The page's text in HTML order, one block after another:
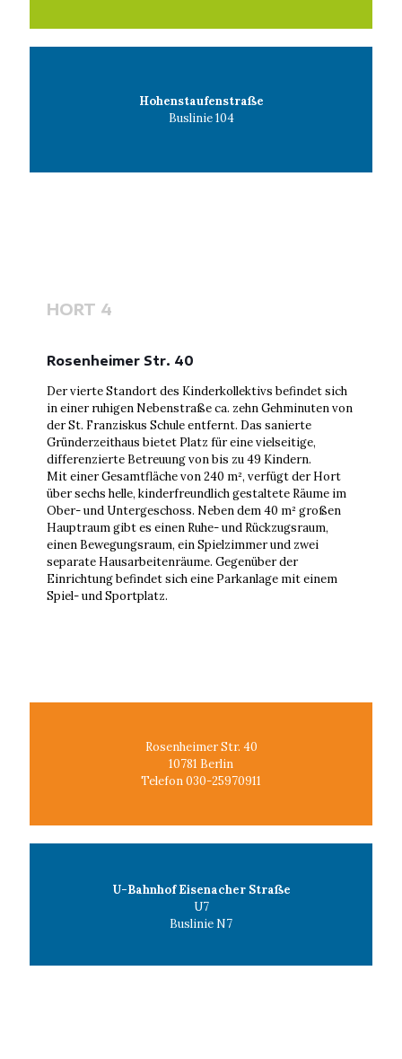
Hohenstaufenstraße
Buslinie 104
HORT 4
Rosenheimer Str. 40
Der vierte Standort des Kinderkollektivs befindet sich
in einer ruhigen Nebenstraße ca. zehn Gehminuten von
der St. Franziskus Schule entfernt. Das sanierte
Gründerzeithaus bietet Platz für eine vielseitige,
differenzierte Betreuung von bis zu 49 Kindern.
Mit einer Gesamtfläche von 240 m², verfügt der Hort
über sechs helle, kinderfreundlich gestaltete Räume im
Ober- und Untergeschoss. Neben dem 40 m² großen
Hauptraum gibt es einen Ruhe- und Rückzugsraum,
einen Bewegungsraum, ein Spielzimmer und zwei
separate Hausarbeitenräume. Gegenüber der
Einrichtung befindet sich eine Parkanlage mit einem
Spiel- und Sportplatz.
Rosenheimer Str. 40
10781 Berlin
Telefon 030-25970911
U-Bahnhof Eisenacher Straße
U7
Buslinie N7